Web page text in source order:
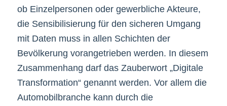
ob Einzelpersonen oder gewerbliche Akteure,
die Sensibilisierung für den sicheren Umgang
mit Daten muss in allen Schichten der
Bevölkerung vorangetrieben werden. In diesem
Zusammenhang darf das Zauberwort „Digitale
Transformation“ genannt werden. Vor allem die
Automobilbranche kann durch die